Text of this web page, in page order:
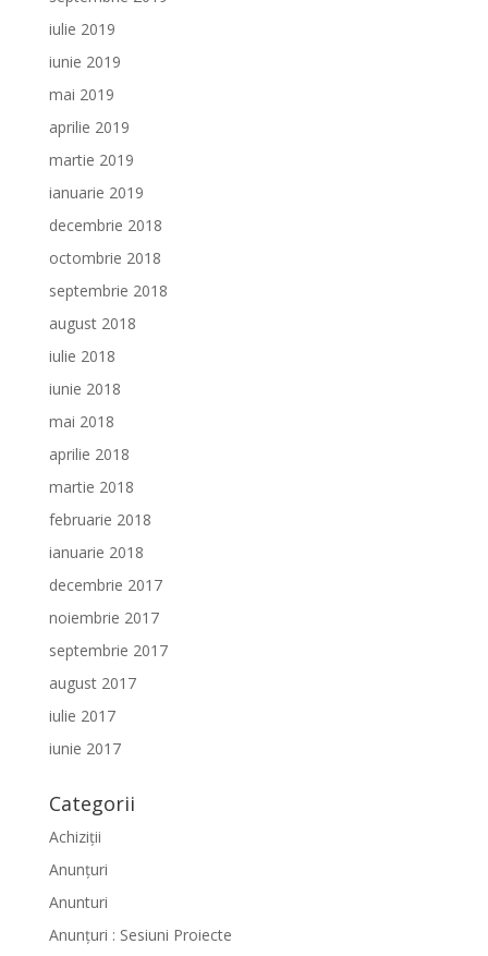
iulie 2019
iunie 2019
mai 2019
aprilie 2019
martie 2019
ianuarie 2019
decembrie 2018
octombrie 2018
septembrie 2018
august 2018
iulie 2018
iunie 2018
mai 2018
aprilie 2018
martie 2018
februarie 2018
ianuarie 2018
decembrie 2017
noiembrie 2017
septembrie 2017
august 2017
iulie 2017
iunie 2017
Categorii
Achiziții
Anunțuri
Anunturi
Anunțuri : Sesiuni Proiecte